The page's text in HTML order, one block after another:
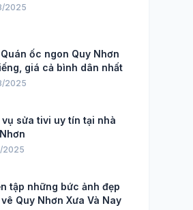
2025
Quán ốc ngon Quy Nhơn
giá cả bình dân nhất
2025
vụ sửa tivi uy tín tại nhà
2025
tập những bức ảnh đẹp
Quy Nhơn Xưa Và Nay